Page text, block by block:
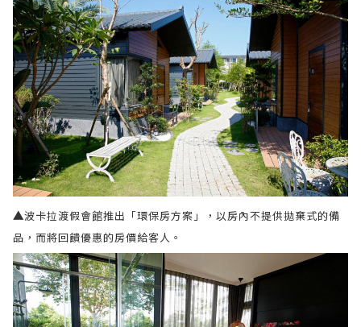
▲波卡拉渡假會館推出「環保房方案」，以房內不提供拋棄式的備
品，而將回饋優惠的房價給客人。